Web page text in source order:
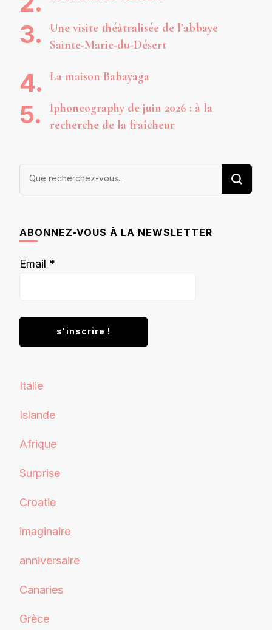
Une visite théâtralisée de l’abbaye
Sainte-Marie-du-Désert
La maison Babayaga
Iphoneography de juin 2026 : à la
recherche de la fraîcheur
Vous
ABONNEZ-VOUS À LA NEWSLETTER
Email *
Italie
Islande
Afrique
Surprise
Croatie
imaginaire
anniversaire
Canaries
Grèce